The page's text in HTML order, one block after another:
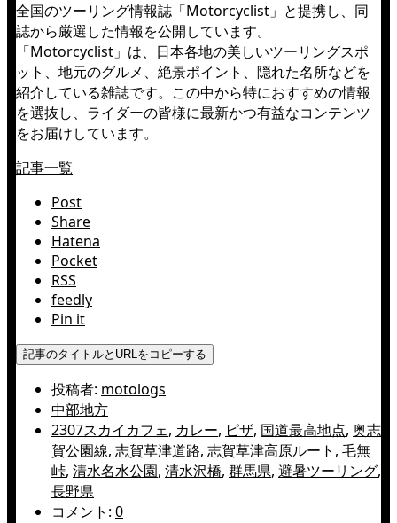
全国のツーリング情報誌「Motorcyclist」と提携し、同
誌から厳選した情報を公開しています。
「Motorcyclist」は、日本各地の美しいツーリングスポ
ット、地元のグルメ、絶景ポイント、隠れた名所などを
紹介している雑誌です。この中から特におすすめの情報
を選抜し、ライダーの皆様に最新かつ有益なコンテンツ
をお届けしています。
記事一覧
Post
Share
Hatena
Pocket
RSS
feedly
Pin it
記事のタイトルとURLをコピーする
投稿者: motologs
中部地方
2307スカイカフェ, カレー, ピザ, 国道最高地点, 奥志
賀公園線, 志賀草津道路, 志賀草津高原ルート , 毛無
峠, 清水名水公園, 清水沢橋, 群馬県, 避暑ツーリング,
長野県
コメント: 0